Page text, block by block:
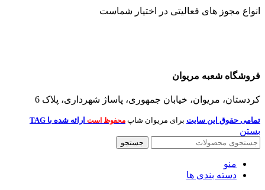
انواع مجوز های فعالیتی در اختیار شماست
فروشگاه شعبه مریوان
کردستان، مریوان، خیابان جمهوری، پاساژ شهرداری، پلاک 6
تمامی حقوق این سایت برای مریوان شاپ محفوظ است ارائه شده با TAG
بستن
جستجو
منو
دسته بندی ها